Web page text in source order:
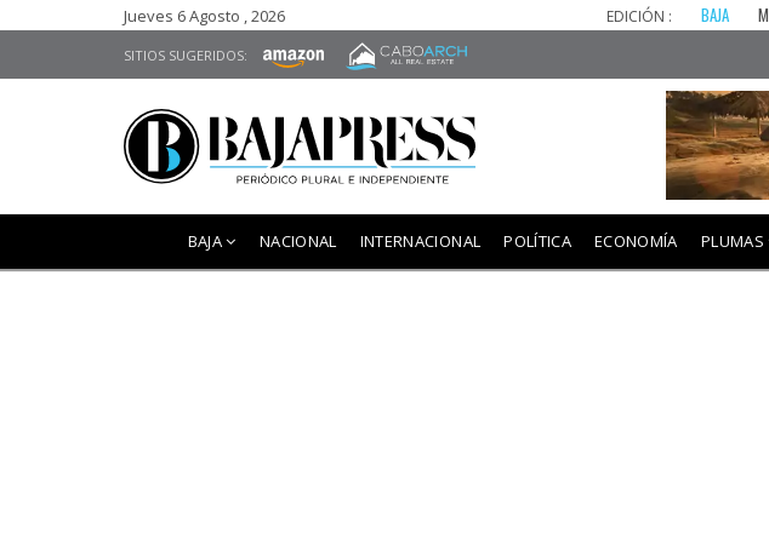
Jueves 6 Agosto , 2026 EDICIÓN : BAJA
SITIOS SUGERIDOS:
BAJA NACIONAL INTERNACIONAL POLÍTICA ECONOMÍA PLUMAS